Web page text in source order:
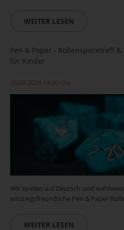
WEITER LESEN
Pen & Paper - Rollenspieletreff &
für Kinder
26.09.2026 14:00 Uhr
Wir spielen auf Deutsch und
einstiegsfreundliche Pen & Paper
WEITER LESEN